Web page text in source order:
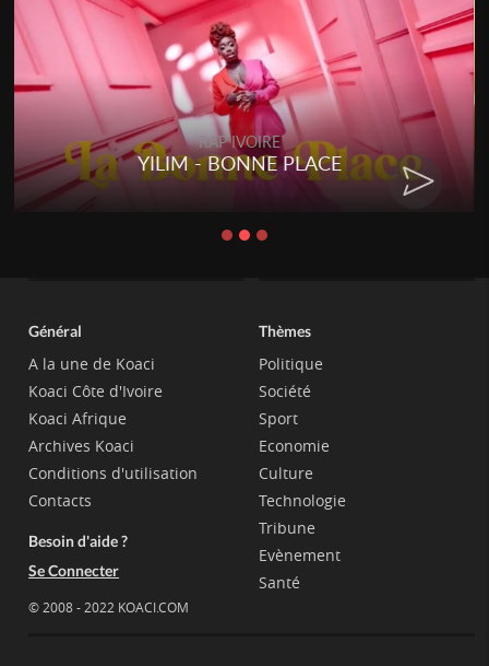
RAP IVOIRE
YILIM - BONNE PLACE
Général
A la une de Koaci
Koaci Côte d'Ivoire
Koaci Afrique
Archives Koaci
Conditions d'utilisation
Contacts
Besoin d'aide ?
Se Connecter
© 2008 - 2022 KOACI.COM
Thèmes
Politique
Société
Sport
Economie
Culture
Technologie
Tribune
Evènement
Santé